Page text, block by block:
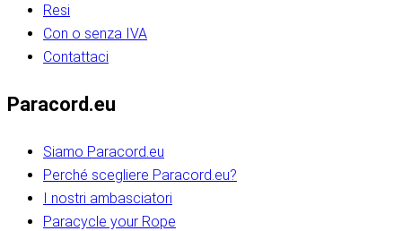
Resi
Con o senza IVA
Contattaci
Paracord.eu
Siamo Paracord.eu
Perché scegliere Paracord.eu?
I nostri ambasciatori
Paracycle your Rope